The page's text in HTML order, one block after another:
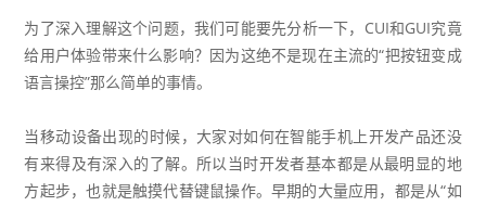
为了深入理解这个问题，我们可能要先分析一下，CUI和GUI究竟
给用户体验带来什么影响？因为这绝不是现在主流的“把按钮变成
语言操控”那么简单的事情。
当移动设备出现的时候，大家对如何在智能手机上开发产品还没
有来得及有深入的了解。所以当时开发者基本都是从最明显的地
方起步，也就是触摸代替键鼠操作。早期的大量应用，都是从“如